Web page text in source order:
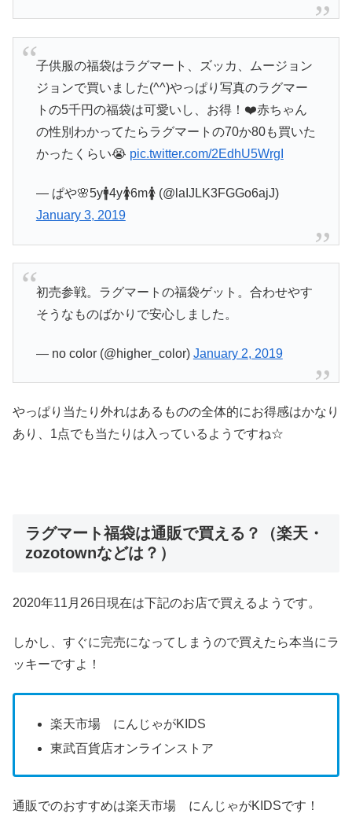
子供服の福袋はラグマート、ズッカ、ムージョン
ジョンで買いました(^^)やっぱり写真のラグマー
トの5千円の福袋は可愛いし、お得！❤️赤ちゃん
の性別わかってたらラグマートの70か80も買いた
かったくらい😭 pic.twitter.com/2EdhU5WrgI
— ぱや🌸5y🚹4y🚺6m🚺 (@laIJLK3FGGo6ajJ)
January 3, 2019
初売参戦。ラグマートの福袋ゲット。合わせやす
そうなものばかりで安心しました。
— no color (@higher_color) January 2, 2019
やっぱり当たり外れはあるものの全体的にお得感はかなり
あり、1点でも当たりは入っているようですね☆
ラグマート福袋は通販で買える？（楽天・
zozotownなどは？）
2020年11月26日現在は下記のお店で買えるようです。
しかし、すぐに完売になってしまうので買えたら本当にラ
ッキーですよ！
楽天市場 にんじゃがKIDS
東武百貨店オンラインストア
通販でのおすすめは楽天市場 にんじゃがKIDSです！